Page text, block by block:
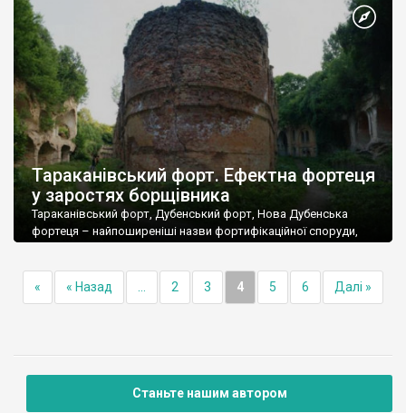
Тараканівський форт. Ефектна фортеця
у заростях борщівника
Тараканівський форт, Дубенський форт, Нова Дубенська
фортеця – найпоширеніші назви фортифікаційної споруди,
« « Назад 2 3 4 5 6 Далі »
Станьте нашим автором